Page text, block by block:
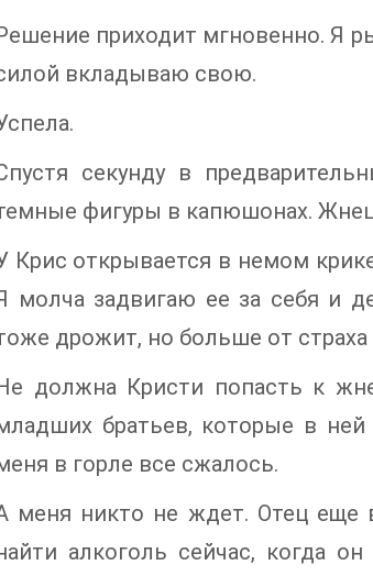
приходит мгновенно. Я
вкладываю свою.
секунду в
фигуры в капюшонах.
Крис открывается в немом
молча задвигаю ее за себя и
дрожит, но больше от страха
должна Кристи попасть к
братьев, которые в
в горле все сжалось.
меня никто не ждет. Отец еще
алкоголь сейчас, когда